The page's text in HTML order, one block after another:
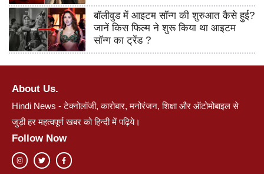
बॉलीवुड में आइटम सॉन्ग की शुरुआत कैसे हुई?
जानें किस फिल्म ने शुरू किया था आइटम
सॉन्ग का ट्रेंड ?
About Us.
Hindi News - टेक्नोलॉजी, कारोबार, मनोरंजन, शिक्षा और ऑटोमोबाइल से
जुड़ी हर महत्वपूर्ण खबर को हिन्दी में पढ़िये।
Follow Now